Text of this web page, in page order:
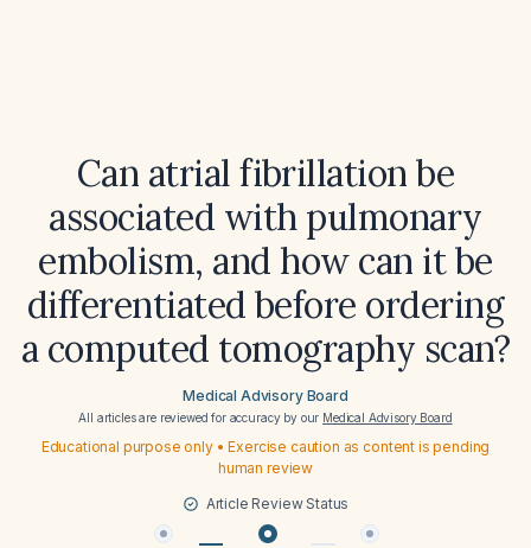
Can atrial fibrillation be
associated with pulmonary
embolism, and how can it be
differentiated before ordering
a computed tomography scan?
Medical Advisory Board
All articles are reviewed for accuracy by our Medical Advisory Board
Educational purpose only • Exercise caution as content is pending
human review
Article Review Status